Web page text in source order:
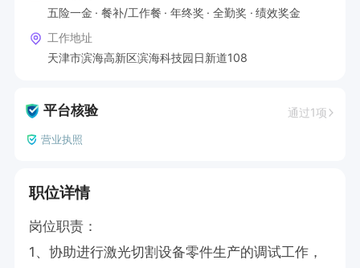
五险一金
餐补/工作餐 年终奖 全勤奖
绩效奖金
工作地址
天津市滨海高新区滨海科技园日新道108
平台核验 通过1项
营业执照
职位详情
岗位职责：
1、协助进行激光切割设备零件生产的调试工作，